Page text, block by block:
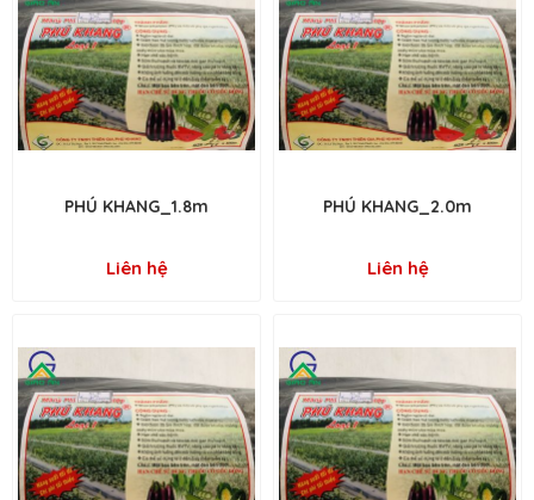
PHÚ KHANG_1.8m
Liên hệ
PHÚ KHANG_2.0m
Liên hệ